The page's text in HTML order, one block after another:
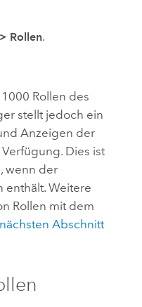
> Rollen.
Rollen des
stellt jedoch ein
Anzeigen der
Dies ist
wenn der
enthält. Weitere
Rollen mit dem
nächsten Abschnitt